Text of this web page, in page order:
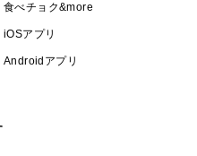
食べチョク&more
iOSアプリ
Androidアプリ